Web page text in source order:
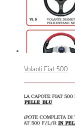
Volanti Fiat 500